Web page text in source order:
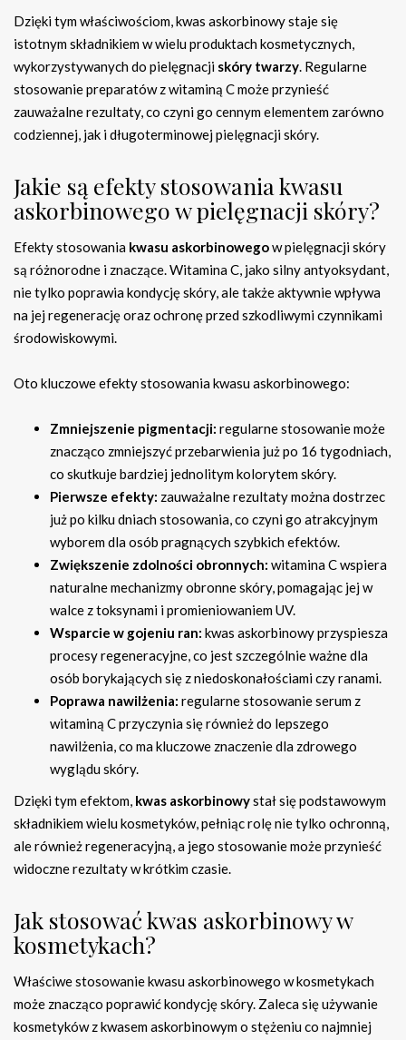
Dzięki tym właściwościom, kwas askorbinowy staje się
istotnym składnikiem w wielu produktach kosmetycznych,
wykorzystywanych do pielęgnacji skóry twarzy. Regularne
stosowanie preparatów z witaminą C może przynieść
zauważalne rezultaty, co czyni go cennym elementem zarówno
codziennej, jak i długoterminowej pielęgnacji skóry.
Jakie są efekty stosowania kwasu
askorbinowego w pielęgnacji skóry?
Efekty stosowania kwasu askorbinowegow pielęgnacji skóry
są różnorodne i znaczące. Witamina C, jako silny antyoksydant,
nie tylko poprawia kondycję skóry, ale także aktywnie wpływa
na jej regenerację oraz ochronę przed szkodliwymi czynnikami
środowiskowymi.
Oto kluczowe efekty stosowania kwasu askorbinowego:
Zmniejszenie pigmentacji: regularne stosowanie może
znacząco zmniejszyć przebarwienia już po 16 tygodniach,
co skutkuje bardziej jednolitym kolorytem skóry.
Pierwsze efekty: zauważalne rezultaty można dostrzec
już po kilku dniach stosowania, co czyni go atrakcyjnym
wyborem dla osób pragnących szybkich efektów.
Zwiększenie zdolności obronnych: witamina C wspiera
naturalne mechanizmy obronne skóry, pomagając jej w
walce z toksynami i promieniowaniem UV.
Wsparcie w gojeniu ran: kwas askorbinowy przyspiesza
procesy regeneracyjne, co jest szczególnie ważne dla
osób borykających się z niedoskonałościami czy ranami.
Poprawa nawilżenia: regularne stosowanie serum z
witaminą C przyczynia się również do lepszego
nawilżenia, co ma kluczowe znaczenie dla zdrowego
wyglądu skóry.
Dzięki tym efektom, kwas askorbinowystał się podstawowym
składnikiem wielu kosmetyków, pełniąc rolę nie tylko ochronną,
ale również regeneracyjną, a jego stosowanie może przynieść
widoczne rezultaty w krótkim czasie.
Jak stosować kwas askorbinowy w
kosmetykach?
Właściwe stosowanie kwasu askorbinowego w kosmetykach
może znacząco poprawić kondycję skóry. Zaleca się używanie
kosmetyków z kwasem askorbinowym o stężeniu co najmniej